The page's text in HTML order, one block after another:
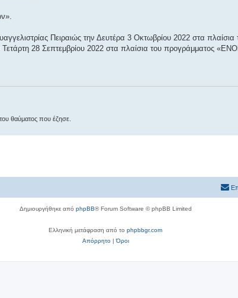
Πειραιώς την Δευτέρα 3 Οκτωβρίου 2022 στα
28 Σεπτεμβρίου 2022 στα πλαίσια του προγράμματος
του θαύματος που έζησε.
Δημιουργήθηκε από phpBB® Forum Software © phpBB Limited
Ελληνική μετάφραση από το phpbbgr.com
Απόρρητο|Όροι